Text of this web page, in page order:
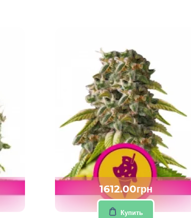
1612.00грн
Купить